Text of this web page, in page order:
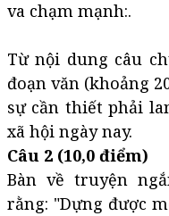
va chạm mạnh:.
Từ nội dung câu
đoạn văn (khoảng
sự cần thiết phải
xã hội ngày nay.
Câu 2 (10,0 điểm)
Bàn về truyện
rằng: "Dựng được